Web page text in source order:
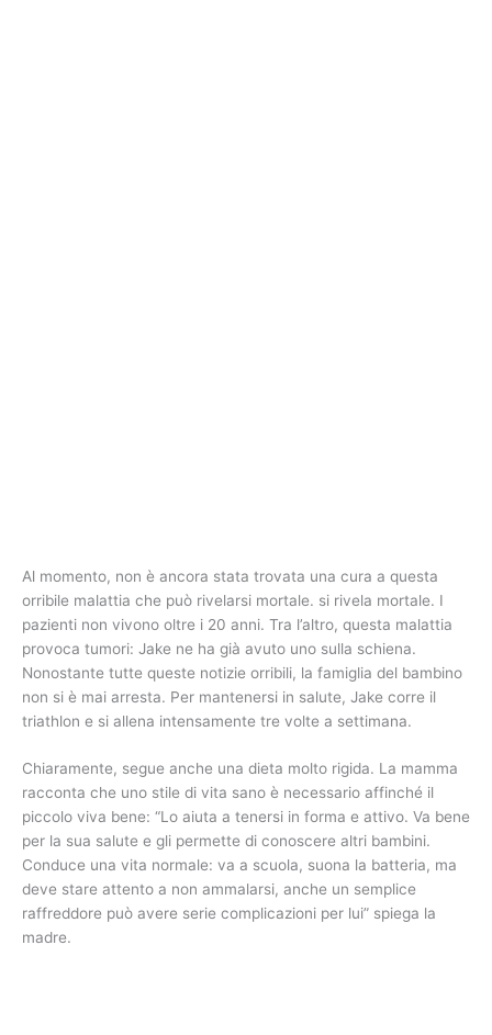
Al momento, non è ancora stata trovata una cura a questa
orribile malattia che può rivelarsi mortale. si rivela mortale. I
pazienti non vivono oltre i 20 anni. Tra l’altro, questa malattia
provoca tumori: Jake ne ha già avuto uno sulla schiena.
Nonostante tutte queste notizie orribili, la famiglia del bambino
non si è mai arresta. Per mantenersi in salute, Jake corre il
triathlon e si allena intensamente tre volte a settimana.
Chiaramente, segue anche una dieta molto rigida. La mamma
racconta che uno stile di vita sano è necessario affinché il
piccolo viva bene: “Lo aiuta a tenersi in forma e attivo. Va bene
per la sua salute e gli permette di conoscere altri bambini.
Conduce una vita normale: va a scuola, suona la batteria, ma
deve stare attento a non ammalarsi, anche un semplice
raffreddore può avere serie complicazioni per lui” spiega la
madre.